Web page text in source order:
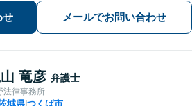
交通事故、未払賃金、債権回収など解
決実績多数。ご相談内容にとことん向
き合い、最善の解決を目指します。
せ メールでお問い合わせ
竜彦 弁護士
法律事務所
城県|つくば市